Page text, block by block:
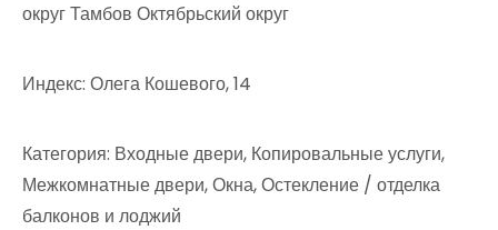
округ Тамбов Октябрьский округ
Индекс: Олега Кошевого, 14
Категория: Входные двери, Копировальные услуги,
Межкомнатные двери, Окна, Остекление / отделка
балконов и лоджий